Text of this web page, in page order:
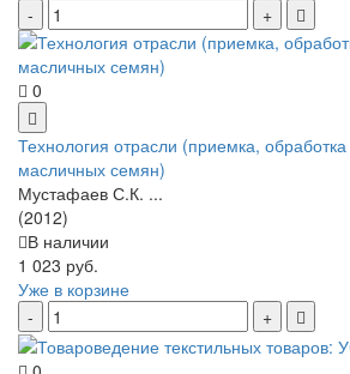
0
Технология отрасли (приемка,
масличных семян)
Мустафаев С.К. ...
(2012)
В наличии
1 023 руб.
Уже в корзине